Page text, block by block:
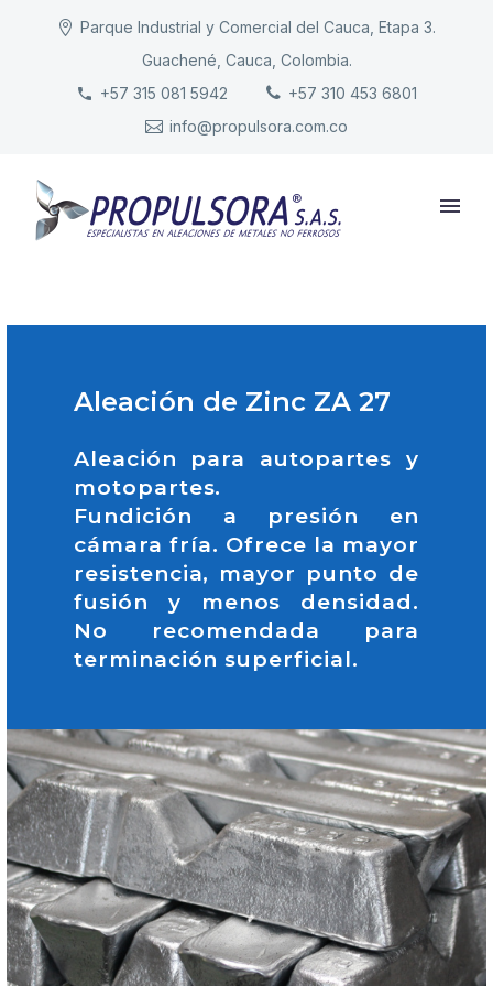
Parque Industrial y Comercial del Cauca, Etapa 3.
Guachené, Cauca, Colombia.
+57 315 081 5942
+57 310 453 6801
info@propulsora.com.co
INICIO
PRODUCTOS
Aleación de Zinc ZA 27
Aleación para autopartes y
motopartes.
Fundición a presión en
cámara fría. Ofrece la mayor
resistencia, mayor punto de
fusión y menos densidad.
No recomendada para
terminación superficial.